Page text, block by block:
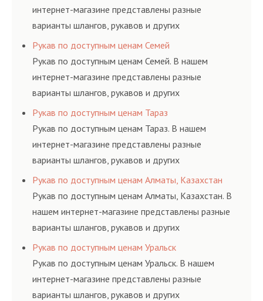
интернет-магазине представлены разные
варианты шлангов, рукавов и других
резинотехнических изделий, соответствующих
ГОСТам, техническим условиям и нормативам.
Рукав по доступным ценам Семей
Рукав по доступным ценам Семей. В нашем
интернет-магазине представлены разные
варианты шлангов, рукавов и других
резинотехнических изделий, соответствующих
ГОСТам, техническим условиям и нормативам.
Рукав по доступным ценам Тараз
Рукав по доступным ценам Тараз. В нашем
интернет-магазине представлены разные
варианты шлангов, рукавов и других
резинотехнических изделий, соответствующих
ГОСТам, техническим условиям и нормативам.
Рукав по доступным ценам Алматы, Казахстан
Рукав по доступным ценам Алматы, Казахстан. В
нашем интернет-магазине представлены разные
варианты шлангов, рукавов и других
резинотехнических изделий, соответствующих
ГОСТам, техническим условиям и нормативам.
Рукав по доступным ценам Уральск
Рукав по доступным ценам Уральск. В нашем
интернет-магазине представлены разные
варианты шлангов, рукавов и других